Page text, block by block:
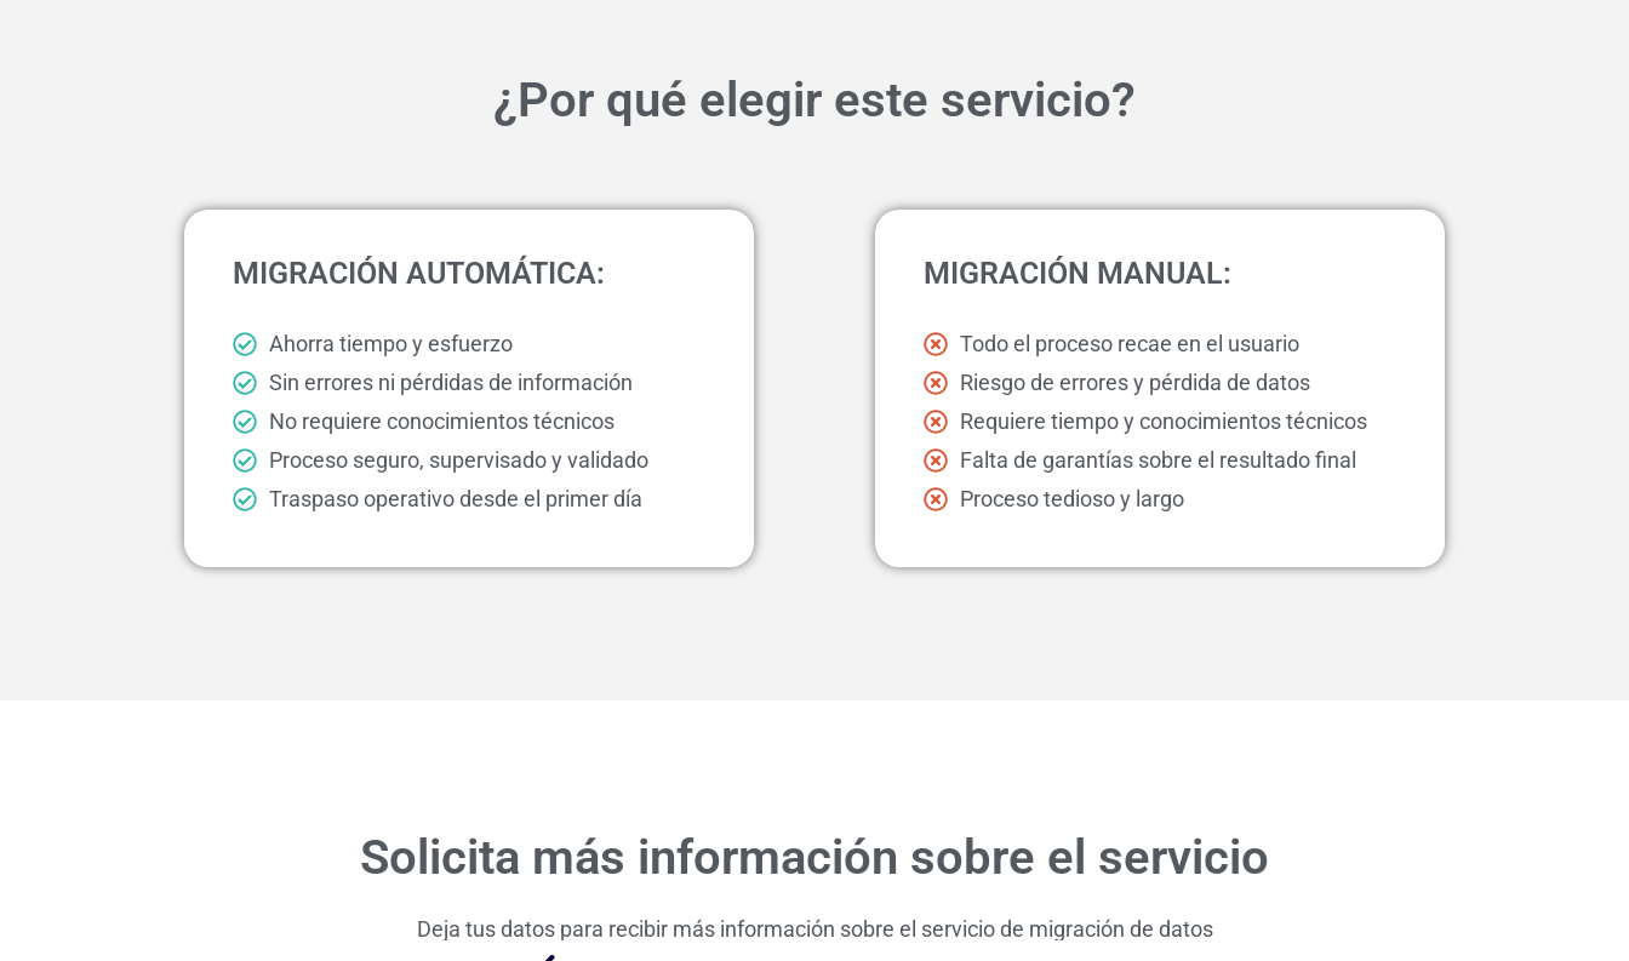
¿Por qué elegir este servicio?
MIGRACIÓN AUTOMÁTICA:
Ahorra tiempo y esfuerzo
Sin errores ni pérdidas de información
No requiere conocimientos técnicos
Proceso seguro, supervisado y validado
Traspaso operativo desde el primer día
MIGRACIÓN MANUAL:
Todo el proceso recae en el usuario
Riesgo de errores y pérdida de datos
Requiere tiempo y conocimientos técnicos
Falta de garantías sobre el resultado final
Proceso tedioso y largo
Solicita más información sobre el servicio
Deja tus datos para recibir más información sobre el servicio de migración de datos